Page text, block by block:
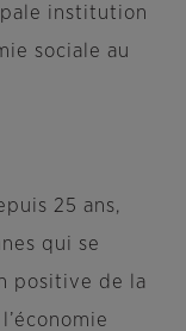
institution
sociale au
25 ans,
qui se
positive de la